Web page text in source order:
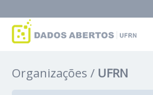
Grupos
Organizações UFRN